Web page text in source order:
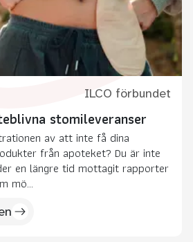
ILCO förbundet
stomileveranser
av att inte få dina
från apoteket? Du är inte
en längre tid mottagit rapporter
mö...